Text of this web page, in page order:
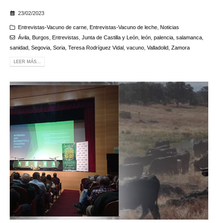
23/02/2023
Entrevistas-Vacuno de carne, Entrevistas-Vacuno de leche, Noticias
Ávila, Burgos Entrevistas Junta de Castilla y León, león, palencia, salamanca,
sanidad Segovia Soria Teresa Rodríguez Vidal vacuno Valladolid Zamora
LEER MÁS...